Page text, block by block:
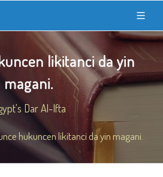
likitanci da yin
magani.
Dar Al-Ifta
hukuncen likitanci da yin magani.